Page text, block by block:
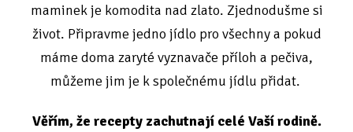
maminek je komodita nad zlato. Zjednodušme si
život. Připravme jedno jídlo pro všechny a pokud
máme doma zaryté vyznavače příloh a pečiva,
můžeme jim je k společnému jídlu přidat.
Věřím, že recepty zachutnají celé Vaší rodině.